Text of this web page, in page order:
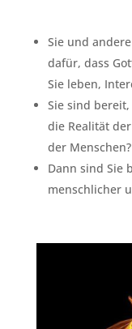
Sie und
dafür, dass
Sie leben,
Sie sind
die Realität
der Menschen?
Dann sind Sie
menschlicher